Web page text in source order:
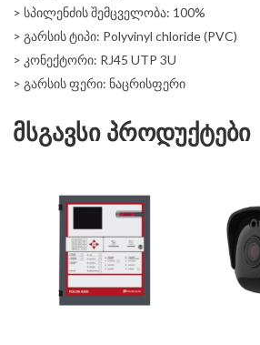
> სპილენძის შემცველობა: 100%
> გარსის ტიპი: Polyvinyl chloride (PVC)
> კონექტორი: RJ45 UTP 3U
> გარსის ფერი: ნაცრისფერი
მსგავსი პროდუქტები